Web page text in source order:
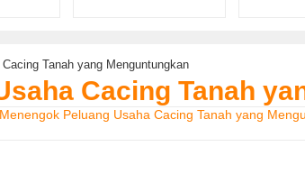
Tanah yang Menguntungkan
Cacing Tanah